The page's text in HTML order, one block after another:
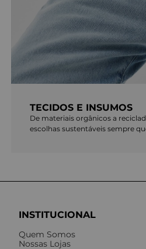
TECIDOS E INSUMOS
De materiais orgânicos a
escolhas sustentáveis sempre
INSTITUCIONAL
Quem Somos
Nossas Lojas